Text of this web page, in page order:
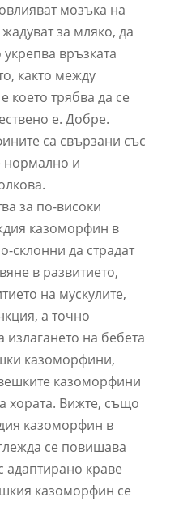
мозъка на
за мляко, да
връзката
както между
което трябва да се
е. Добре.
са свързани със
нормално и
за по-високи
казоморфин в
склонни да страдат
в развитието,
на мускулите,
а точно
излагането на бебета
казоморфини,
казоморфини
хората. Вижте, също
казоморфин в
се повишава
адаптирано краве
казоморфин се